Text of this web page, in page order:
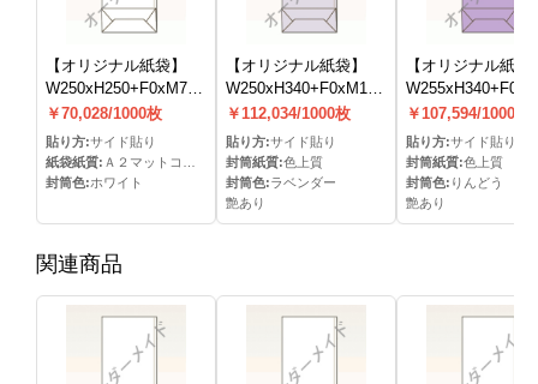
【オリジナル紙袋】
W250xH250+F0xM70mm
角底(フタ無し)(S貼)
￥70,028/1000枚
貼り方:サイド貼り
紙袋紙質: Ａ２マットコート
封筒色:ホワイト
【オリジナル紙袋】
W250xH340+F0xM170mm
角底(フタ無し)(S貼)
￥112,034/1000枚
貼り方:サイド貼り
封筒紙質:色上質
封筒色:ラベンダー
艶あり
【オリジナル紙袋
角底(フタ無し)(S
￥107,594/1000枚
貼り方:サイド貼り
封筒紙質:色上質
封筒色: りんどう
艶あり
関連商品